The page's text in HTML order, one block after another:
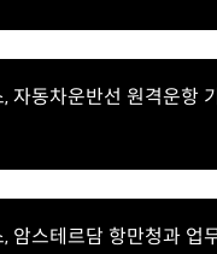
자동차운반선 원격운항
암스테르담 항만청과 업